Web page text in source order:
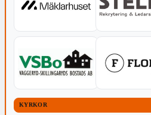
KYRKOR